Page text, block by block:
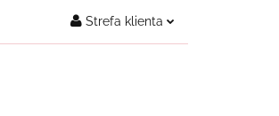
Strefa klienta